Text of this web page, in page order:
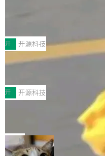
MPComm将作为一种传输引擎
ENT，实现零拷贝传输性能提
传输性能最高提升5倍。UCL-
于自研UCL-Engine通信引擎
持续开源更多基于UCL-Engine
件。 腾讯网平团队在UCL-
个独立于业务线程的全局通信
型案例入选名单》，深信服“面
开源 AI 编程平台 CoStrict 应用
创新与落地成效成功入选。 全
助力企业AI研发安全落地 当前
经开始引入 AI Coding 工具，
型或企业内部部署模型提升研
Coding 从个人辅助工具逐步
级应用，企业在规模化落地过
可控性和代码质量提出了更高
安全与合规要求。对于大多数
开 开源科技
深信服AI算力网关入选工信
前不久，工业和信息化部正式
智能应用典型案例名单》，集
各领域的应用成果，覆盖技术
产品应用、支撑保障、专题等
AI算力网关（AI创新平台）成
各业的Agent走向规模化建设
渐丰富，用户关注的重点也在
开 开源科技
Jeff Dean 离开 Google：
束，一个实验室的开始
Google 员工编号 20。
Bigtable 作者之一。
Gemini 的架构师。Google 首
局